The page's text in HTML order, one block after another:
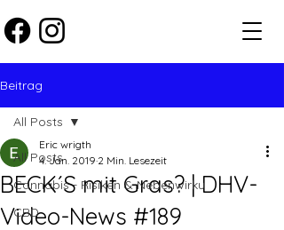
Beitrag
All Posts
Cannabis - Risiken & Nebenwirku
CBD
All Posts
BECK´S mit Gras? | DHV-
Video-News #189
Eric wrigth
4. Jan. 2019 2 Min. Lesezeit